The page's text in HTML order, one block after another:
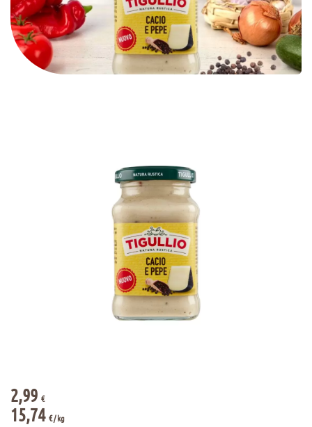
2,99 €
15,74 €/ kg